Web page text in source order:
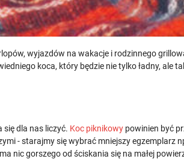
wyjazdów na wakacje i rodzinnego
koca, który będzie nie tylko ładny,
się dla nas liczyć. Koc piknikowy powinien być
- starajmy się wybrać mniejszy egzemplarz
nic gorszego od ściskania się na małej